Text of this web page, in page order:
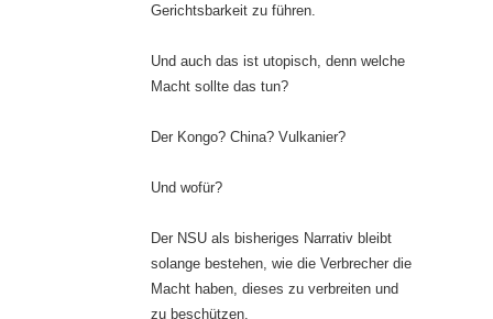
Gerichtsbarkeit zu führen.
Und auch das ist utopisch, denn welche
Macht sollte das tun?
Der Kongo? China? Vulkanier?
Und wofür?
Der NSU als bisheriges Narrativ bleibt
solange bestehen, wie die Verbrecher die
Macht haben, dieses zu verbreiten und
zu beschützen.